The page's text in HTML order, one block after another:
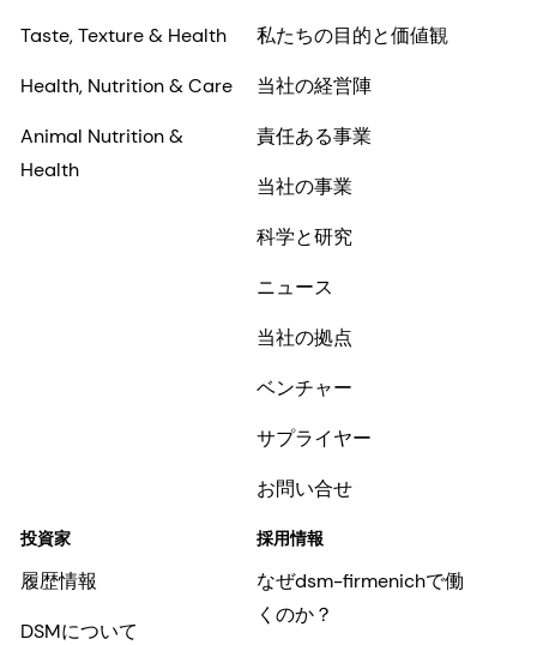
Taste, Texture & Health
Health, Nutrition & Care
Animal Nutrition &
Health
私たちの目的と価値観
当社の経営陣
責任ある事業
当社の事業
科学と研究
ニュース
当社の拠点
ベンチャー
サプライヤー
お問い合せ
投資家
履歴情報
DSMについて
採用情報
なぜdsm-firmenichで働
くのか？